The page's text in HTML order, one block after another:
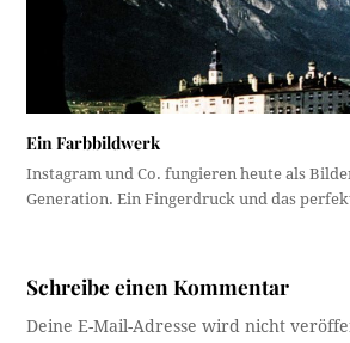
Ein Farbbildwerk
Instagram und Co. fungieren heute als
Generation. Ein Fingerdruck und das
Schreibe einen Kommentar
Deine E-Mail-Adresse wird nicht